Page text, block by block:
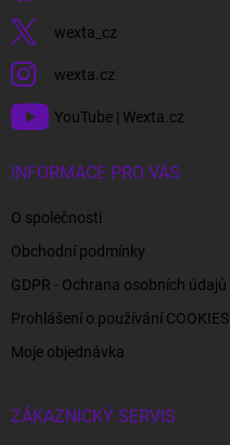
wexta_cz
wexta.cz
YouTube | Wexta.cz
INFORMACE PRO VÁS
O společnosti
Obchodní podmínky
GDPR - Ochrana osobních údajů
Prohlášení o používání COOKIES
Moje objednávka
ZÁKAZNICKÝ SERVIS